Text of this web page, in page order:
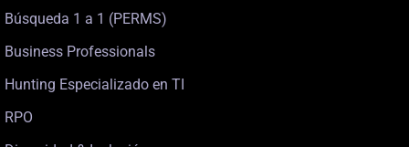
Búsqueda 1 a 1 (PERMS)
Business Professionals
Hunting Especializado en TI
RPO